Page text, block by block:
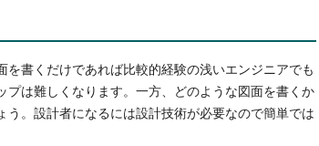
書くだけであれば比較的経験の浅いエンジニアでも
は難しくなります。一方、どのような図面を書くか
。設計者になるには設計技術が必要なので簡単では